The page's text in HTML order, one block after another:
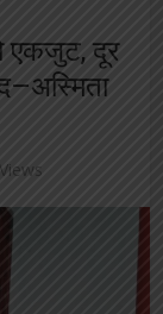
एकजुट, दूर